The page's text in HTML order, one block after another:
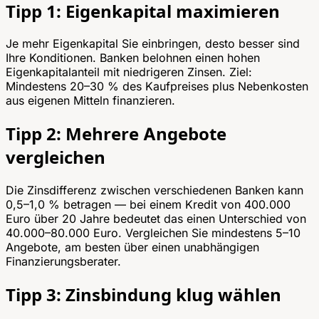
Tipp 1: Eigenkapital maximieren
Je mehr Eigenkapital Sie einbringen, desto besser sind
Ihre Konditionen. Banken belohnen einen hohen
Eigenkapitalanteil mit niedrigeren Zinsen. Ziel:
Mindestens 20–30 % des Kaufpreises plus Nebenkosten
aus eigenen Mitteln finanzieren.
Tipp 2: Mehrere Angebote
vergleichen
Die Zinsdifferenz zwischen verschiedenen Banken kann
0,5–1,0 % betragen — bei einem Kredit von 400.000
Euro über 20 Jahre bedeutet das einen Unterschied von
40.000–80.000 Euro. Vergleichen Sie mindestens 5–10
Angebote, am besten über einen unabhängigen
Finanzierungsberater.
Tipp 3: Zinsbindung klug wählen